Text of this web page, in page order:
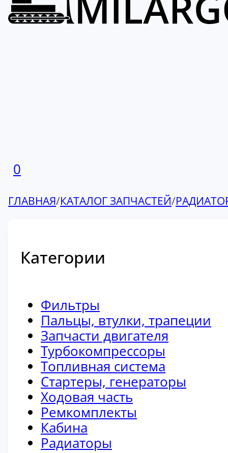
0
ГЛАВНАЯ/КАТАЛОГ ЗАПЧАСТЕЙ/
Категории
Фильтры
Пальцы, втулки, трапеции
Запчасти двигателя
Турбокомпрессоры
Топливная система
Стартеры, генераторы
Ходовая часть
Ремкомплекты
Кабина
Радиаторы